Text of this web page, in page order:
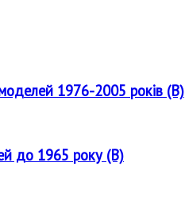
1976-2005 років (B)
до 1965 року (B)